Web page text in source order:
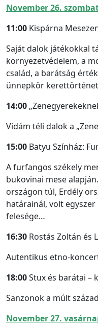
November 26.
11:00 Kispárna
Saját dalok játékokkal
környezetvédelem, a
család, a barátság
ünnepkör
14:00
Vidám téli dalok a
15:00 Batyu Színház:
A furfangos székely
bukovinai mese
országon túl, Erdély
határainál, volt
felesége…
16:30 Rostás Zoltán és
Autentikus etno-
18:00Stux és barátai –
Sanzonok a múlt
November 27.